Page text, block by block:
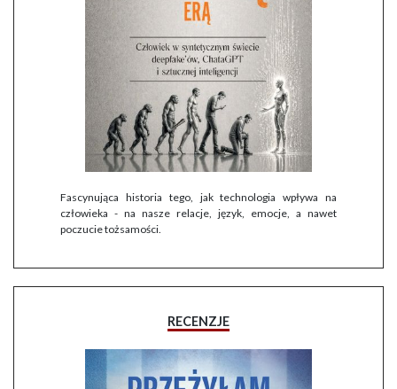
Fascynująca historia tego, jak technologia wpływa na
człowieka - na nasze relacje, język, emocje, a nawet
poczucie tożsamości.
RECENZJE